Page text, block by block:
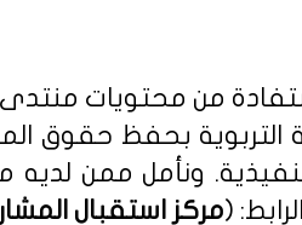
من محتويات
بحفظ حقوق
. ونأمل ممن
(مركز استقبال